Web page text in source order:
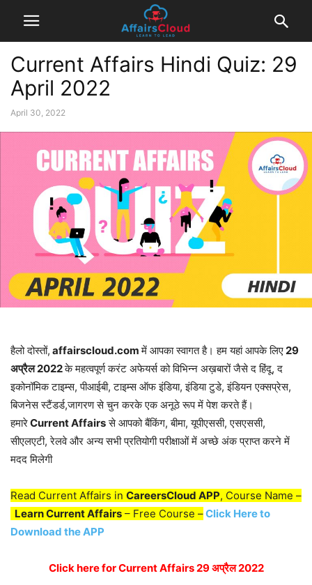
Current Affairs Hindi Quiz: 29
April 2022
April 30, 2022
हैलो दोस्तों, affairscloud.comमें आपका स्वागत है। हम यहां आपके लिए29
अप्रैल 2022के महत्वपूर्ण करंट अफेयर्स को विभिन्न अख़बारों जैसे द हिंदू, द
इकोनॉमिक टाइम्स, पीआईबी, टाइम्स ऑफ इंडिया, इंडिया टुडे, इंडियन एक्सप्रेस,
बिजनेस स्टैंडर्ड,जागरण से चुन करके एक अनूठे रूप में पेश करते हैं।
हमारेCurrent Affairsसे आपको बैंकिंग, बीमा, यूपीएससी, एसएससी,
सीएलएटी, रेलवे और अन्य सभी प्रतियोगी परीक्षाओं में अच्छे अंक प्राप्त करने में
मदद मिलेगी
Read Current Affairs in CareersCloud APP, Course Name –
Learn Current Affairs – Free Course –Click Here to
Download the APP
Click here for Current Affairs 29 अप्रैल 2022